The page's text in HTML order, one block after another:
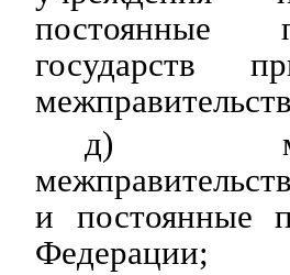
постоянные
государств
д)
и постоянные
Федерации;